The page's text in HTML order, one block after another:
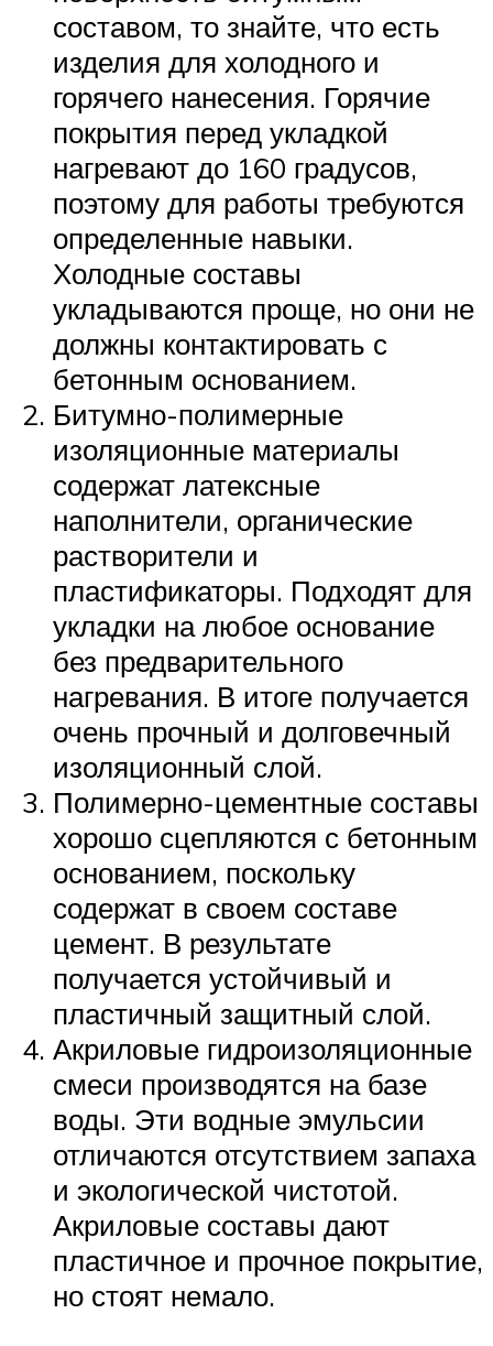
составом, то знайте, что есть
изделия для холодного и
горячего нанесения. Горячие
покрытия перед укладкой
нагревают до 160 градусов,
поэтому для работы требуются
определенные навыки.
Холодные составы
укладываются проще, но они не
должны контактировать с
бетонным основанием.
Битумно-полимерные
изоляционные материалы
содержат латексные
наполнители, органические
растворители и
пластификаторы. Подходят для
укладки на любое основание
без предварительного
нагревания. В итоге получается
очень прочный и долговечный
изоляционный слой.
Полимерно-цементные составы
хорошо сцепляются с бетонным
основанием, поскольку
содержат в своем составе
цемент. В результате
получается устойчивый и
пластичный защитный слой.
Акриловые гидроизоляционные
смеси производятся на базе
воды. Эти водные эмульсии
отличаются отсутствием запаха
и экологической чистотой.
Акриловые составы дают
пластичное и прочное покрытие,
но стоят немало.